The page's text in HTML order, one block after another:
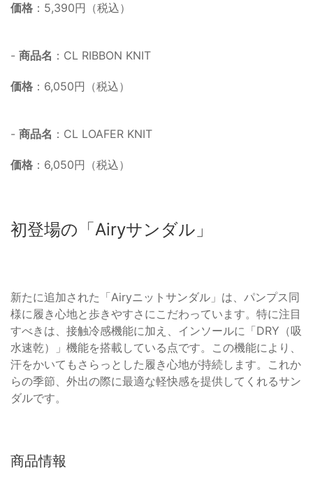
価格 ：5,390円（税込）
- 商品名 ：CL RIBBON KNIT
価格 ：6,050円（税込）
- 商品名 ：CL LOAFER KNIT
価格 ：6,050円（税込）
初登場の「Airyサンダル」
新たに追加された「Airyニットサンダル」は、パンプス同
様に履き心地と歩きやすさにこだわっています。特に注目
すべきは、接触冷感機能に加え、インソールに「DRY（吸
水速乾）」機能を搭載している点です。この機能により、
汗をかいてもさらっとした履き心地が持続します。これか
らの季節、外出の際に最適な軽快感を提供してくれるサン
ダルです。
商品情報